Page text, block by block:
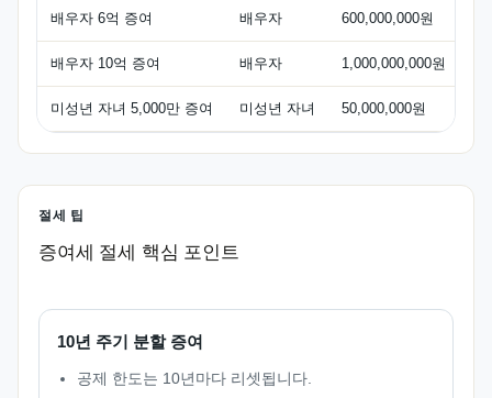
배우자 6억 증여 배우자 600,000,000원
배우자 10억 증여 배우자 1,000,000,000원
미성년 자녀 5,000만 증여 미성년 자녀 50,000,000원
절세 팁
증여세 절세 핵심 포인트
10년 주기 분할 증여
공제 한도는 10년마다 리셋됩니다.